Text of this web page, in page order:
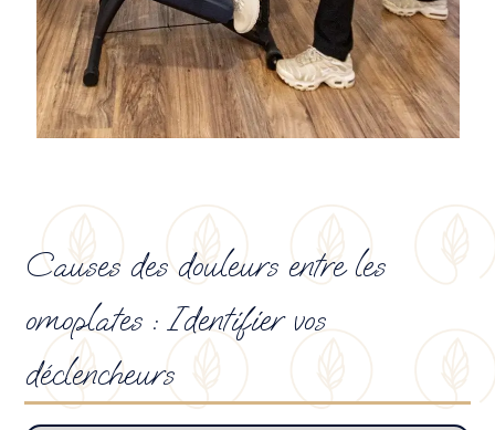
Causes des douleurs entre les
omoplates : Identifier vos
déclencheurs